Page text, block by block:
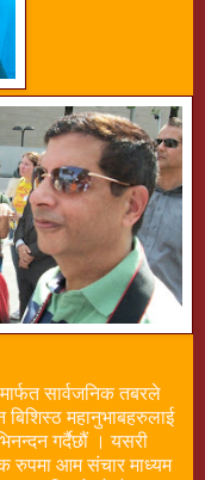
मार्फत सार्वजनिक तबरले
बिशिस्ठ महानुभाबहरुलाई
गर्दैछौं । यसरी
रुपमा आम संचार माध्यम